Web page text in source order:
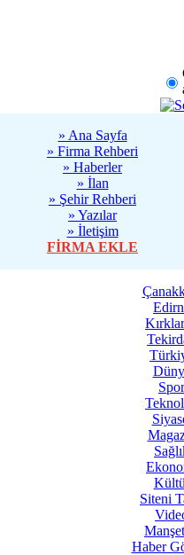
» Ana Sayfa
» Firma Rehberi
» Haberler
» İlan
» Şehir Rehberi
» Yazılar
» İletişim
FİRMA EKLE
Spor
Siteni
Haber